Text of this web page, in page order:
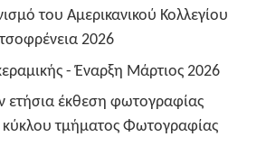
του Αμερικανικού Κολλεγίου
2026
- Έναρξη Μάρτιος 2026
ετήσια έκθεση φωτογραφίας
τμήματος Φωτογραφίας